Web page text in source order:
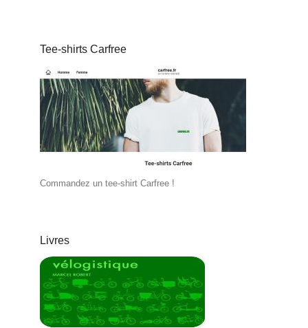
Tee-shirts Carfree
Commandez un tee-shirt Carfree !
Livres